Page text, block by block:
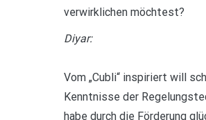
verwirklichen möchtest?
Diyar:
Vom „Cubli“ inspiriert will
Kenntnisse der
habe durch die Förderung